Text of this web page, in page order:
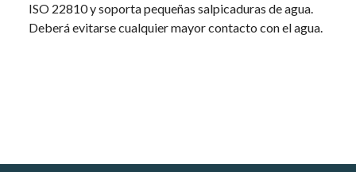
ISO 22810 y soporta pequeñas salpicaduras de agua.
Deberá evitarse cualquier mayor contacto con el agua.